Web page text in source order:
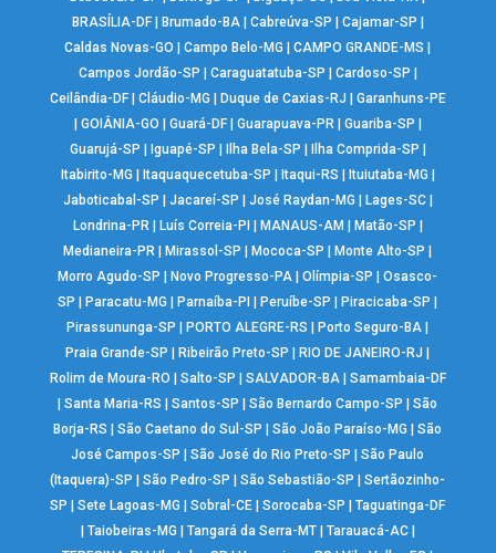
BRASÍLIA-DF| Brumado-BA| Cabreúva-SP Cajamar-SP
Caldas Novas-GO
|Campo Belo-MG |CAMPO GRANDE-MS
Campos Jordão-SP
Caraguatatuba-SP Cardoso-SP
Ceilândia-DF| Cláudio-MG Duque de Caxias-RJ
Garanhuns-PE
GOIÂNIA-GO Guará-DF| Guarapuava-PR| Guariba-SP
Guarujá-SP
Iguapé-SP Ilha Bela-SP Ilha Comprida-SP
Itabirito-MG
Itaquaquecetuba-SP Itaqui-RS Ituiutaba-MG
Jaboticabal-SP
Jacareí-SP José Raydan-MG Lages-SC|
Londrina-PR| Luís Correia-PI MANAUS-AM Matão-SP
Medianeira-PR
Mirassol-SP Mococa-SP Monte Alto-SP
Morro Agudo-SP
Novo Progresso-PA |Olímpia-SP |Osasco-
SP
Paracatu-MG Parnaíba-PI Peruíbe-SP Piracicaba-SP
Pirassununga-SP
PORTO ALEGRE-RS Porto Seguro-BA
Praia Grande-SP
Ribeirão Preto-SP RIO DE JANEIRO-RJ
Rolim de Moura-RO
Salto-SP SALVADOR-BA| Samambaia-DF
|Santa Maria-RS |Santos-SP |São Bernardo Campo-SP |São
Borja-RS
|São Caetano do Sul-SP |São João Paraíso-MG |São
José Campos-SP
|São José do Rio Preto-SP |São Paulo
(Itaquera)-SP
|São Pedro-SP |São Sebastião-SP |Sertãozinho-
SP
|Sete Lagoas-MG |Sobral-CE |Sorocaba-SP |Taguatinga-DF
Taiobeiras-MG Tangará da Serra-MT| Tarauacá-AC|